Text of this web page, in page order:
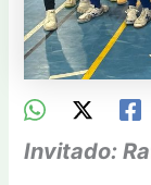
Invitado: